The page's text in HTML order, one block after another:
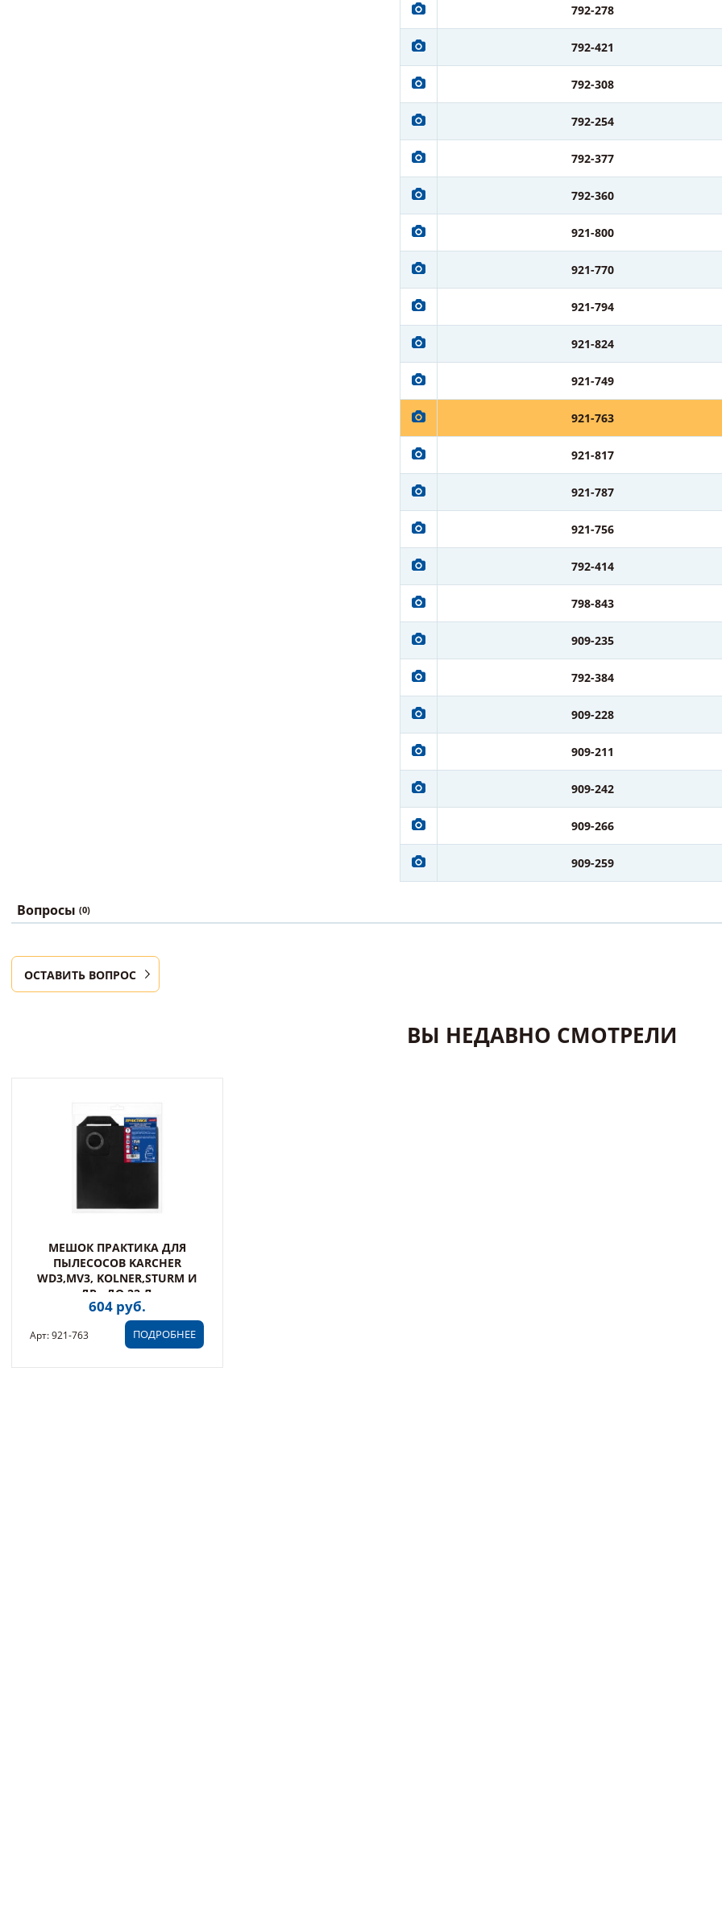
792-278
792-421
792-308
792-254
792-377
792-360
921-800
921-770
921-794
921-824
921-749
921-763
921-817
921-787
921-756
792-414
798-843
909-235
792-384
909-228
909-211
909-242
909-266
909-259
Вопросы (0)
ОСТАВИТЬ ВОПРОС
ВЫ НЕДАВНО СМОТРЕЛИ
МЕШОК ПРАКТИКА ДЛЯ
ПЫЛЕСОСОВ KARCHER
WD3,MV3, KOLNER,STURM И
ДР., ДО 22 Л,
МНОГОРАЗОВЫЙ,
СИНТЕТИКА, 1 ШТ.
604 руб.
ПОДРОБНЕЕ
Арт: 921-763